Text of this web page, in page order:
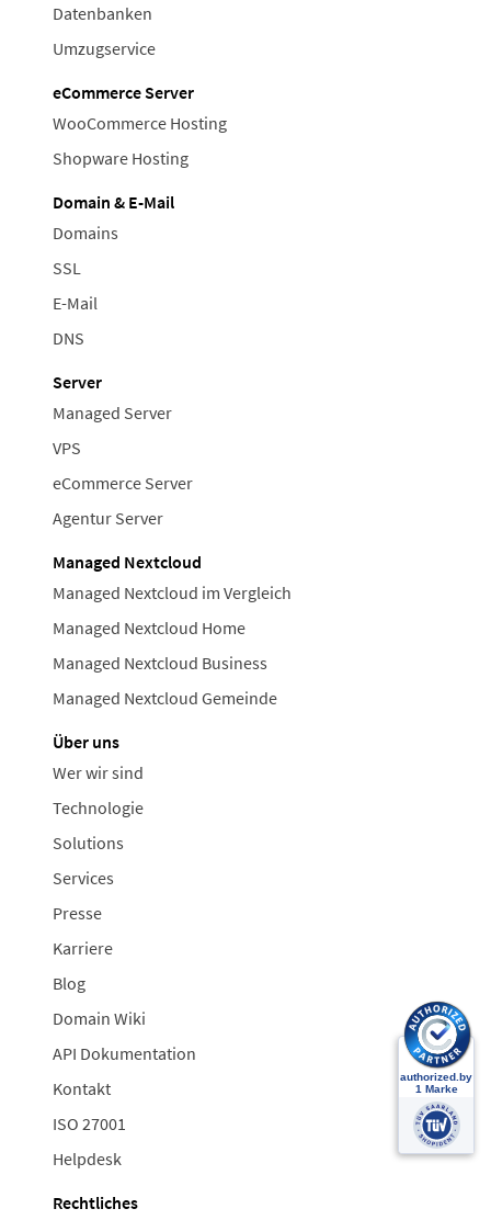
Datenbanken
Umzugservice
eCommerce Server
WooCommerce Hosting
Shopware Hosting
Domain & E-Mail
Domains
SSL
E-Mail
DNS
Server
Managed Server
VPS
eCommerce Server
Agentur Server
Managed Nextcloud
Managed Nextcloud im Vergleich
Managed Nextcloud Home
Managed Nextcloud Business
Managed Nextcloud Gemeinde
Über uns
Wer wir sind
Technologie
Solutions
Services
Presse
Karriere
Blog
Domain Wiki
API Dokumentation
Kontakt
ISO 27001
Helpdesk
Rechtliches